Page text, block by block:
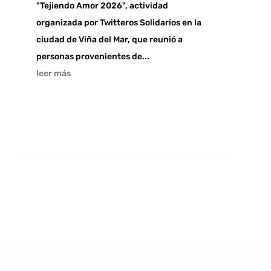
"Tejiendo Amor 2026", actividad
organizada por Twitteros Solidarios en la
ciudad de Viña del Mar, que reunió a
personas provenientes de...
leer más